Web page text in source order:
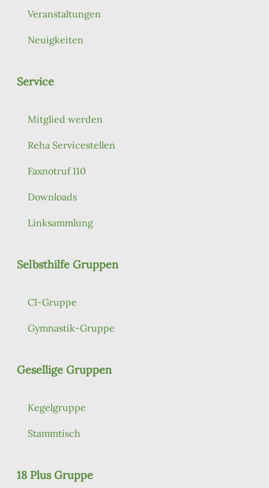
Veranstaltungen
Neuigkeiten
Service
Mitglied werden
Reha Servicestellen
Faxnotruf 110
Downloads
Linksammlung
Selbsthilfe Gruppen
CI-Gruppe
Gymnastik-Gruppe
Gesellige Gruppen
Kegelgruppe
Stammtisch
18 Plus Gruppe